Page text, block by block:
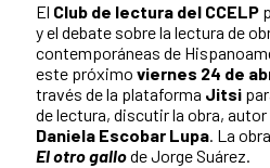
El Club de lectura del CCELP
y el debate sobre la lectura de
contemporáneas de
este próximo viernes 24 de
través de la plataforma Jitsi
de lectura, discutir la obra,
Daniela Escobar Lupa. La
El otro gallode Jorge Suárez.